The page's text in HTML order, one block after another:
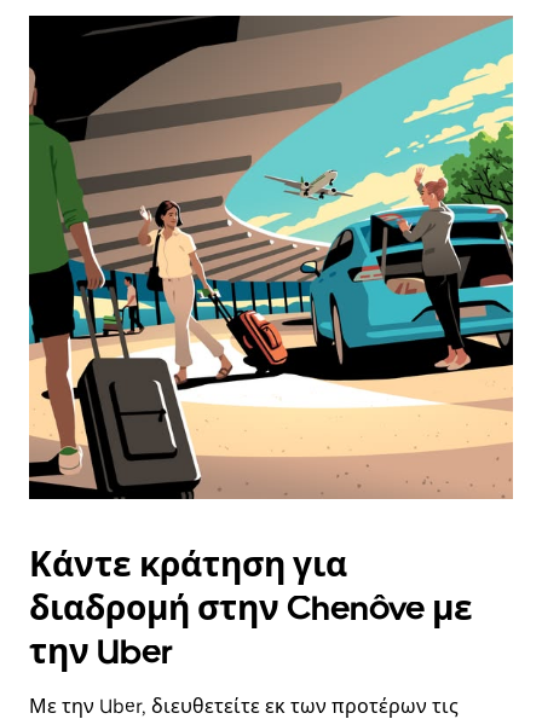
να
μετακινηθείτε
στο
ημερολόγιο
επιλέξετε
ημερομηνία.
Πατήστε
πλήκτρο
escape
για
να
κλείσετε
ημερολόγιο.
Κάντε κράτηση για
διαδρομή στην Chenôve με
την Uber
Με την Uber, διευθετείτε εκ των προτέρων τις